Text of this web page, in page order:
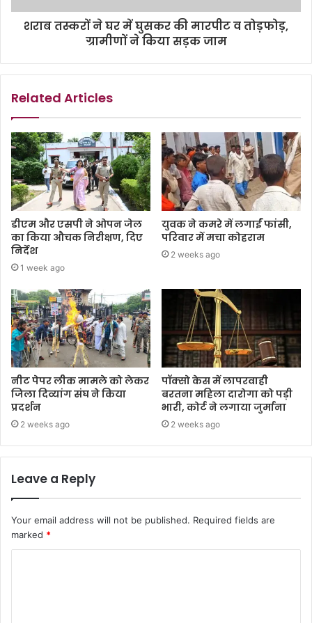
शराब तस्करों ने घर में घुसकर की मारपीट व तोड़फोड़,
ग्रामीणों ने किया सड़क जाम
Related Articles
डीएम और एसपी ने ओपन जेल
का किया औचक निरीक्षण, दिए
निर्देश
1 week ago
युवक ने कमरे में लगाईं फांसी,
परिवार में मचा कोहराम
2 weeks ago
नीट पेपर लीक मामले को लेकर
जिला दिव्यांग संघ ने किया
प्रदर्शन
2 weeks ago
पॉक्सो केस में लापरवाही
बरतना महिला दारोगा को पड़ी
भारी, कोर्ट ने लगाया जुर्माना
2 weeks ago
Leave a Reply
Your email address will not be published. Required fields are
marked *